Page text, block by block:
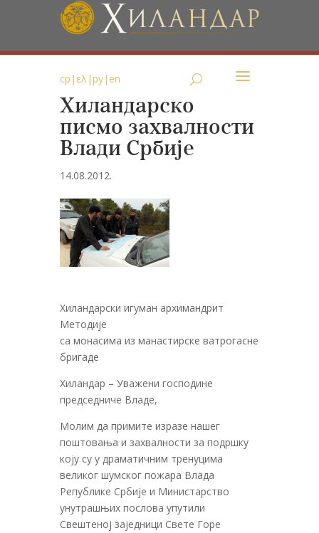
ср | ελ|ру| en
Хиландарско
писмо захвалности
Влади Србије
14.08.2012.
Хиландарски игуман архимандрит
Методије
са монасима из манастирске ватрогасне
бригаде
Хиландар – Уважени господине
председниче Владе,
Молим да примите изразе нашег
поштовања и захвалности за подршку
коју су у драматичним тренуцима
великог шумског пожара Влада
Републике Србије и Министарство
унутрашњих послова упутили
Свештеној заједници Свете Горе